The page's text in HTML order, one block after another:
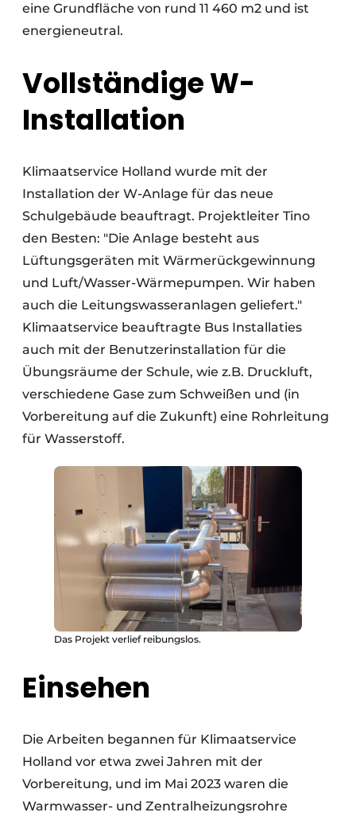
eine Grundfläche von rund 11 460 m2 und ist
energieneutral.
Vollständige W-
Installation
Klimaatservice Holland wurde mit der
Installation der W-Anlage für das neue
Schulgebäude beauftragt. Projektleiter Tino
den Besten: "Die Anlage besteht aus
Lüftungsgeräten mit Wärmerückgewinnung
und Luft/Wasser-Wärmepumpen. Wir haben
auch die Leitungswasseranlagen geliefert."
Klimaatservice beauftragte Bus Installaties
auch mit der Benutzerinstallation für die
Übungsräume der Schule, wie z.B. Druckluft,
verschiedene Gase zum Schweißen und (in
Vorbereitung auf die Zukunft) eine Rohrleitung
für Wasserstoff.
Das Projekt verlief reibungslos.
Einsehen
Die Arbeiten begannen für Klimaatservice
Holland vor etwa zwei Jahren mit der
Vorbereitung, und im Mai 2023 waren die
Warmwasser- und Zentralheizungsrohre